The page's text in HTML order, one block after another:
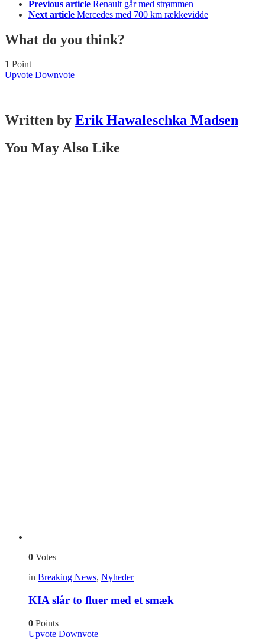
Previous article Renault går med strømmen
Next article Mercedes med 700 km rækkevidde
What do you think?
1 Point
Upvote Downvote
Written by Erik Hawaleschka Madsen
You May Also Like
0 Votes
in Breaking News, Nyheder
KIA slår to fluer med et smæk
0 Points
Upvote Downvote